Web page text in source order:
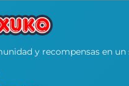
y recompensas en un